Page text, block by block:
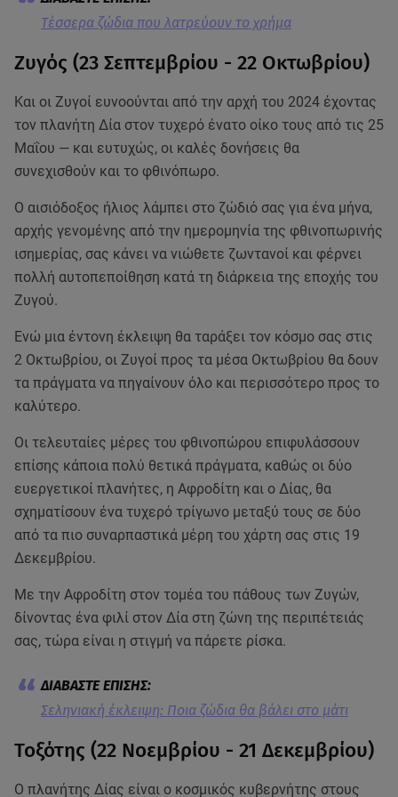
Tέσσερα ζώδια που λατρεύουν το χρήμα
Ζυγός (23 Σεπτεμβρίου - 22 Οκτωβρίου)
Και οι Ζυγοί ευνοούνται από την αρχή του 2024 έχοντας
τον πλανήτη Δία στον τυχερό ένατο οίκο τους από τις 25
Μαΐου — και ευτυχώς, οι καλές δονήσεις θα
συνεχισθούν και το φθινόπωρο.
Ο αισιόδοξος ήλιος λάμπει στο ζώδιό σας για ένα μήνα,
αρχής γενομένης από την ημερομηνία της φθινοπωρινής
ισημερίας, σας κάνει να νιώθετε ζωντανοί και φέρνει
πολλή αυτοπεποίθηση κατά τη διάρκεια της εποχής του
Ζυγού.
Ενώ μια έντονη έκλειψη θα ταράξει τον κόσμο σας στις
2 Οκτωβρίου, οι Ζυγοί προς τα μέσα Οκτωβρίου θα δουν
τα πράγματα να πηγαίνουν όλο και περισσότερο προς το
καλύτερο.
Οι τελευταίες μέρες του φθινοπώρου επιφυλάσσουν
επίσης κάποια πολύ θετικά πράγματα, καθώς οι δύο
ευεργετικοί πλανήτες, η Αφροδίτη και ο Δίας, θα
σχηματίσουν ένα τυχερό τρίγωνο μεταξύ τους σε δύο
από τα πιο συναρπαστικά μέρη του χάρτη σας στις 19
Δεκεμβρίου.
Με την Αφροδίτη στον τομέα του πάθους των Ζυγών,
δίνοντας ένα φιλί στον Δία στη ζώνη της περιπέτειάς
σας, τώρα είναι η στιγμή να πάρετε ρίσκα.
Σεληνιακή έκλειψη: Ποια ζώδια θα βάλει στο μάτι
Τοξότης (22 Νοεμβρίου - 21 Δεκεμβρίου)
Ο πλανήτης Δίας είναι ο κοσμικός κυβερνήτης στους